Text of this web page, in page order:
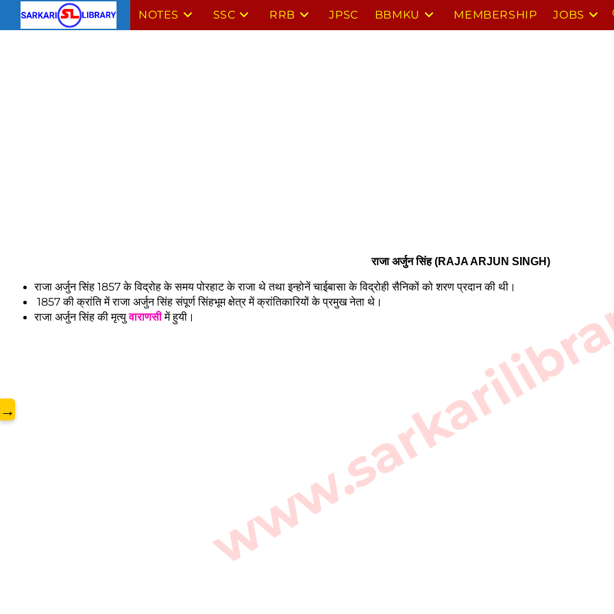
NOTES SSC RRB JPSC BBMKU MEMBERSHIP JOBS
राजा अर्जुन सिंह (RAJA ARJUN SINGH)
राजा अर्जुन सिंह 1857 के विद्रोह के समय पोरहाट के राजा थे तथा इन्होनें चाईबासा के विद्रोही सैनिकों को शरण प्रदान की थी।
1857 की क्रांति में राजा अर्जुन सिंह संपूर्ण सिंहभूम क्षेत्र में क्रांतिकारियों के प्रमुख नेता थे।
राजा अर्जुन सिंह की मृत्युवाराणसीमें हुयी।
→